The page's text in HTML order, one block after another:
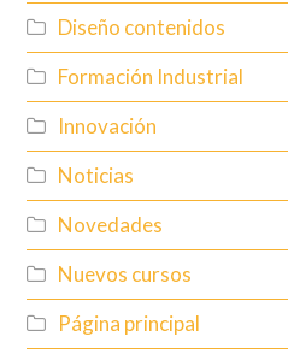
Diseño contenidos
Formación Industrial
Innovación
Noticias
Novedades
Nuevos cursos
Página principal